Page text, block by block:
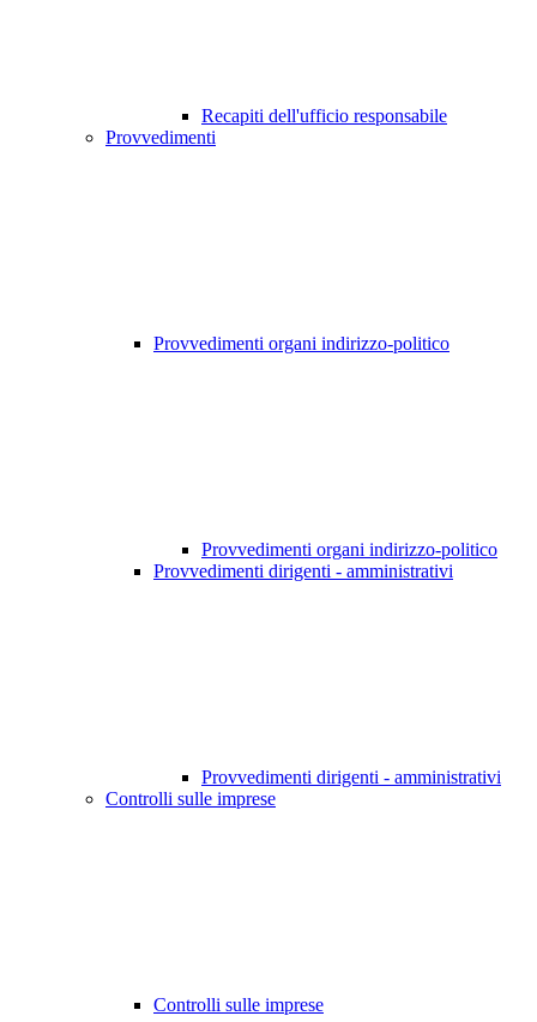
Recapiti dell'ufficio responsabile
Provvedimenti
Provvedimenti organi indirizzo-politico
Provvedimenti organi indirizzo-politico
Provvedimenti dirigenti - amministrativi
Provvedimenti dirigenti - amministrativi
Controlli sulle imprese
Controlli sulle imprese